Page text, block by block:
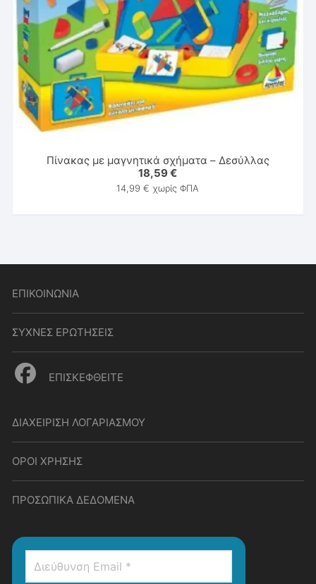
Πίνακας με μαγνητικά σχήματα – Δεσύλλας
18,59€
14,99€ χωρίς ΦΠΑ
ΕΠΙΚΟΙΝΩΝΙΑ
ΣΥΧΝΕΣ ΕΡΩΤΗΣΕΙΣ
ΕΠΙΣΚΕΦΘΕΙΤΕ
ΔΙΑΧΕΙΡΙΣΗ ΛΟΓΑΡΙΑΣΜΟΥ
ΟΡΟΙ ΧΡΗΣΗΣ
ΠΡΟΣΩΠΙΚΑ ΔΕΔΟΜΕΝΑ